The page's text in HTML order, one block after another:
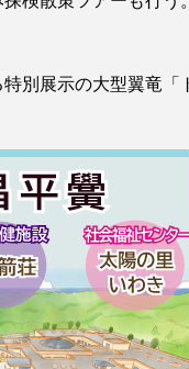
別展示の大型翼竜「